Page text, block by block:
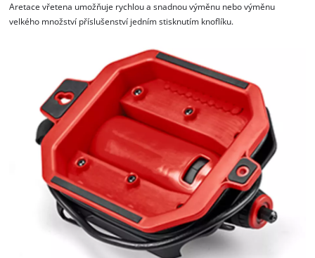
Aretace vřetena umožňuje rychlou a snadnou výměnu nebo výměnu
velkého množství příslušenství jedním stisknutím knoflíku.